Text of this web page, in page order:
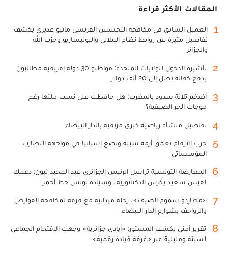
المقالات الأكثر قراءة
1
العميل السابق في مكافحة التجسس الفرنسي ماثيو غديري يكشف
تفاصيل مثيرة عن روابط نظام الملالي والبوليساريو وحزب الله
والجزائر
2
تأشيرة الدخول للولايات المتحدة: مواطنو 30 دولة إفريقية مطالبون
بدفع كفالة تصل إلى 20 ألف دولار
3
أضخم ثلاثة سدود بالمغرب: هل حافظت على نسب ملئها رغم
موجات الحر الصيفية؟
4 تفاصيل منشأة رياضية كبرى مرتقبة بالدار البيضاء
5
حرب الأرقام تعمق أزمة سبتة وتضع إسبانيا في مواجهة التضارب
المؤسساتي
6
المعارضة التونسية تراسل الرئيس الجزائري عبد المجيد تبون: دعمك
لقيس سعيد يكرس الدكتاتورية.. وسيادة تونس خط أحمر
7
«مطارِدو سموم الصيف».. رحلة ميدانية مع فرقة لمكافحة القوارض
والزواحف بشوارع الدار البيضاء
8
تقرير أمني يكشف المستور: «أيادي جزائرية» وجهت الاقتحام الجماعي
لسبتة ومليلية عبر «غرفة قيادة رقمية»